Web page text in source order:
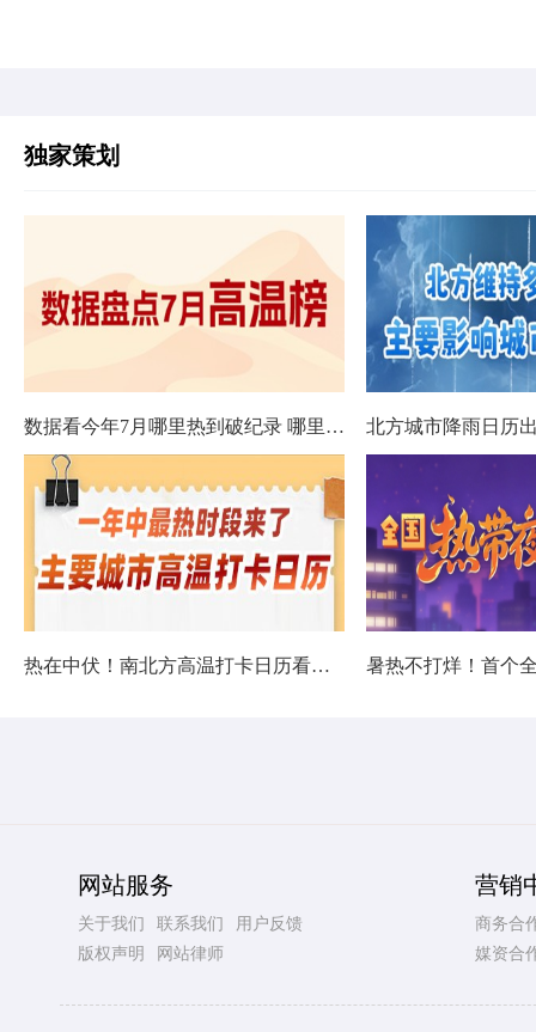
独家策划
数据看今年7月哪里热到破纪录 哪里暑热连轴转
热在中伏！南北方高温打卡日历看哪里热力持久
网站服务
关于我们 联系我们
用户反馈
版权声明
网站律师
营销
商务合
媒资合